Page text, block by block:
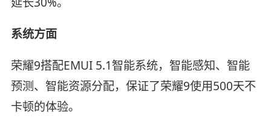
系统方面
荣耀9搭配EMUI 5.1智能系统，智能感知、智能
预测、智能资源分配，保证了荣耀9使用500天不
卡顿的体验。